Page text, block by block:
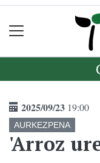
2025/09/23 19:00
AURKEZPENA
'Arroz